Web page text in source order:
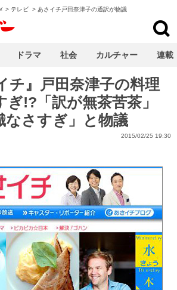
> テレビ > あさイチ戸田奈津子の通訳が物議
チ』戸田奈津子の料理
!?「訳が無茶苦茶」
なさすぎ」と物議
2015/02/25 19:30
ドラマ 社会 カルチャー 連載